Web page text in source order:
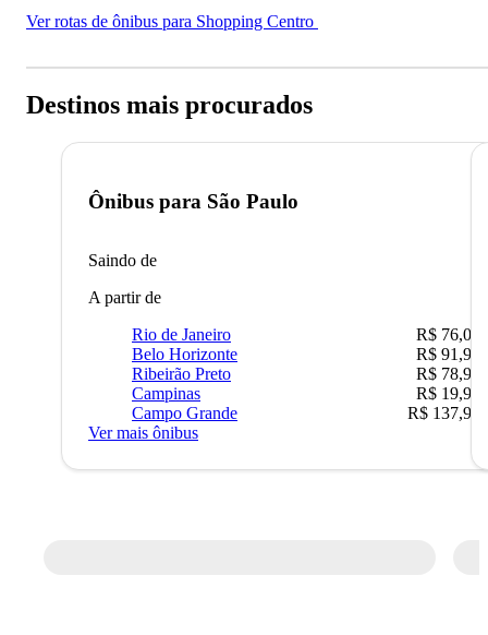
Ver rotas de ônibus para Shopping Centro
Destinos mais procurados
Ônibus para São Paulo
Saindo de
A partir de
Rio de Janeiro
R$ 76,09
Belo Horizonte
R$ 91,90
Ribeirão Preto
R$ 78,90
Campinas
R$ 19,90
Campo Grande
R$ 137,90
Ver mais ônibus